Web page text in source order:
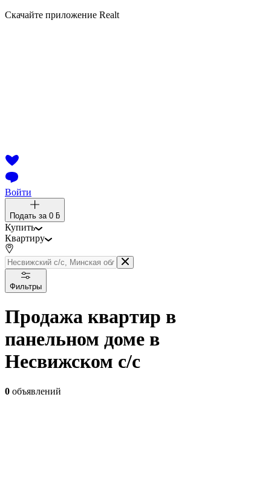
Скачайте приложение Realt
Войти
Подать за 0 ƃ
Купить
Квартиру
Фильтры
Продажа квартир в
панельном доме в
Несвижском с/с
0 объявлений